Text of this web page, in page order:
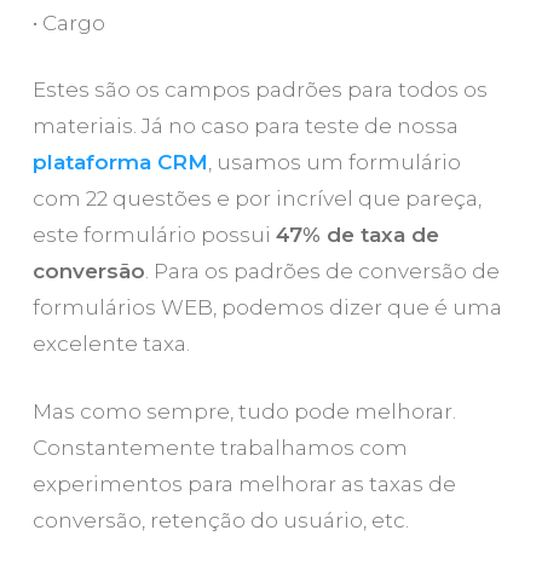
• Cargo
Estes são os campos padrões para todos os
materiais. Já no caso para teste de nossa
plataforma CRM, usamos um formulário
com 22 questões e por incrível que pareça,
este formulário possui 47% de taxa de
conversão. Para os padrões de conversão de
formulários WEB, podemos dizer que é uma
excelente taxa.
Mas como sempre, tudo pode melhorar.
Constantemente trabalhamos com
experimentos para melhorar as taxas de
conversão, retenção do usuário, etc.